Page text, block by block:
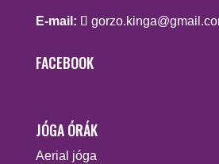
E-mail:
FACEBOOK
JÓGA ÓRÁK
Aerial jóga